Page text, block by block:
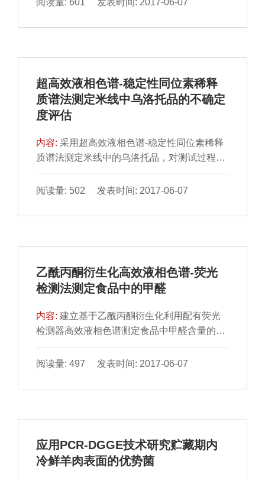
了鼠伤寒沙门氏菌470 bp的ompc特异性基因
菌、绿脓杆菌和志贺氏菌4 种食品中常见的病
明本方法可检测到最低1 pg/μL的鼠伤寒沙门氏
菌基因组DNA。
超高效液相色谱-稳定性同位素稀释
质谱法测定米线中乌洛托品的不确定
度评估
内容:采用超高效液相色谱-稳定性同位素稀释
质谱法测定米线中的乌洛托品，对测试过程的
不确定度来源进行系统分析，建立不确定度评
估的数学模型，通过对不确定度各主要分量的
度。当乌洛托品的测定结果为0.821 mg/kg
估模型为同位素稀释质谱法的不确定度评估提
阅读量: 502 发表时间: 2017-06-07
乙酰丙酮衍生化高效液相色谱-荧光
检测法测定食品中的甲醛
内容:建立基于乙酰丙酮衍生化利用配有荧光
检测器高效液相色谱测定食品中甲醛含量的方
法。色谱柱为EclipseXDB-C18（250 mm×4.6
mm，5 μm），流动相为V（乙腈）∶V（水）
nm，采用外标法定量，甲醛质量浓度在0.001
0.999 9。甲醛质量浓度为0.005、0.05、0.5、
1.4%和0.81%。固体及粉末样品的检出限为
0.025 m
阅读量: 497 发表时间: 2017-06-07
应用PCR-DGGE技术研究贮藏期内
冷鲜羊肉表面的优势菌